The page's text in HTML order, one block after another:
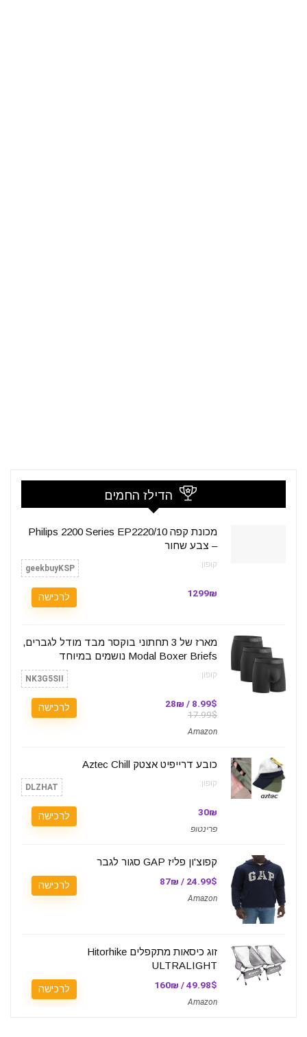
הדילז החמים
מכונת קפה Philips 2200 Series EP2220/10
– צבע שחור
קופון: geekbuyKSP
1299₪ לרכישה
מארז של 3 תחתוני בוקסר מבד מודל לגברים,
Modal Boxer Briefs נושמים במיוחד
קופון: NK3G5SII
8.99$ / 28₪
17.99$
Amazon
לרכישה
כובע דרייפיט אצטק Aztec Chill
קופון: DLZHAT
30₪
פרינטופ
לרכישה
קפוצ'ון פליז GAP סגור לגבר
24.99$ / 87₪
Amazon
לרכישה
זוג כיסאות מתקפלים Hitorhike
ULTRALIGHT
49.98$ / 160₪
Amazon
לרכישה